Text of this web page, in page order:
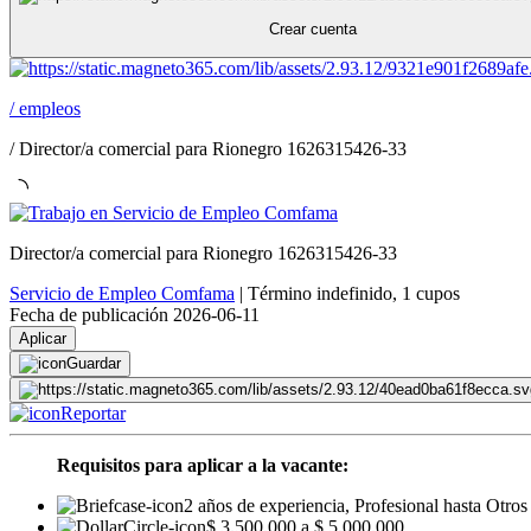
Crear cuenta
/empleos
/Director/a comercial para Rionegro 1626315426-33
Director/a comercial para Rionegro 1626315426-33
Servicio de Empleo Comfama | Término indefinido, 1 cupos
Fecha de publicación 2026-06-11
Aplicar
Guardar
Reportar
Requisitos para aplicar a la vacante:
2 años de experiencia, Profesional hasta Otros
$ 3.500.000 a $ 5.000.000